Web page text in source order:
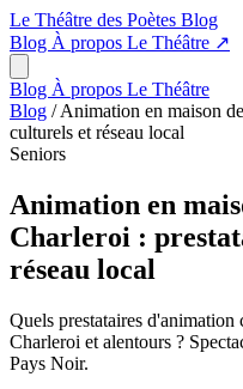
Le Théâtre des Poètes Blog
Blog À propos Le Théâtre ↗
Blog À propos Le Théâtre
Blog / Animation en maison
culturels et réseau local
Seniors
Animation en
Charleroi :
réseau local
Quels prestataires d'animation
Charleroi et alentours ?
Pays Noir.